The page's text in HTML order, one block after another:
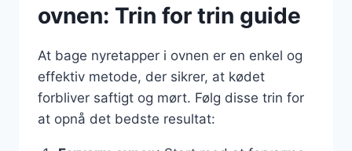
ovnen: Trin for trin guide
At bage nyretapper i ovnen er en enkel og
effektiv metode, der sikrer, at kødet
forbliver saftigt og mørt. Følg disse trin for
at opnå det bedste resultat: